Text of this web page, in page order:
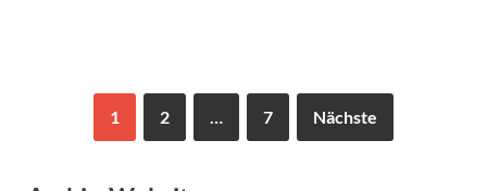
1 2 … 7 Nächste